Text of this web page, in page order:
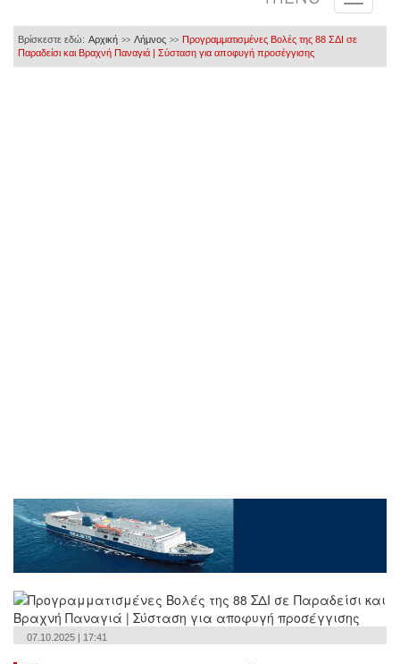
Βρίσκεστε εδώ: Αρχική >> Λήμνος >> Προγραμματισμένες Βολές της 88 ΣΔΙ σε
Παραδείσι και Βραχνή Παναγιά | Σύσταση για αποφυγή προσέγγισης
07.10.2025 | 17:41